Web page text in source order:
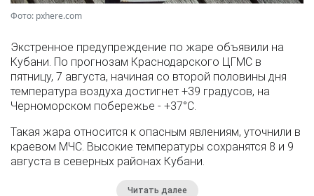
Фото: pxhere.com
Экстренное предупреждение по жаре объявили на
Кубани. По прогнозам Краснодарского ЦГМС в
пятницу, 7 августа, начиная со второй половины дня
температура воздуха достигнет +39 градусов, на
Черноморском побережье - +37°­С.
Такая жара относится к опасным явлениям, уточнили в
краевом МЧС. Высокие температуры сохранятся 8 и 9
августа в северных районах Кубани.
Читать далее